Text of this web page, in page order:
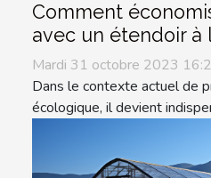
Comment
avec un étendoir à
Mardi 31 octobre 2023
Dans le contexte actuel de
écologique, il devient